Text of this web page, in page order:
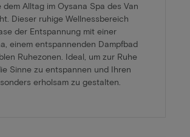
dem Alltag im Oysana Spa des Van
Dieser ruhige Wellnessbereich
der Entspannung mit einer
einem entspannenden Dampfbad
Ruhezonen. Ideal, um zur Ruhe
Sinne zu entspannen und Ihren
erholsam zu gestalten.